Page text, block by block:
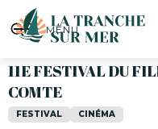
Aller
au
contenu
principal
MENU
11E FESTIVAL DU FILM
11E FESTIVAL DU
COMTE
FESTIVAL CINÉMA